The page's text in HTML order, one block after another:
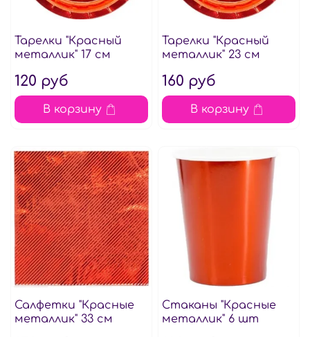
Тарелки "Красный
металлик" 17 см
120 руб
В корзину
Тарелки "Красный
металлик" 23 см
160 руб
В корзину
Салфетки "Красные
металлик" 33 см
Стаканы "Красные
металлик" 6 шт